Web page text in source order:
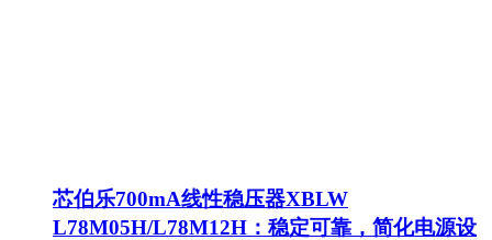
芯伯乐700mA线性稳压器XBLW
L78M05H/L78M12H：稳定可靠，简化电源设